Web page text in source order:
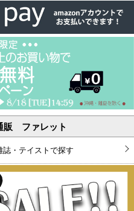
販 ファレット
・テイストで探す